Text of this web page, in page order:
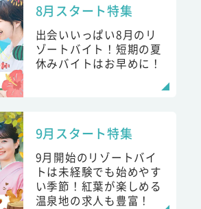
8月スタート特集
出会いいっぱい8月のリ
ゾートバイト！短期の夏
休みバイトはお早めに！
9月スタート特集
9月開始のリゾートバイ
トは未経験でも始めやす
い季節！紅葉が楽しめる
温泉地の求人も豊富！